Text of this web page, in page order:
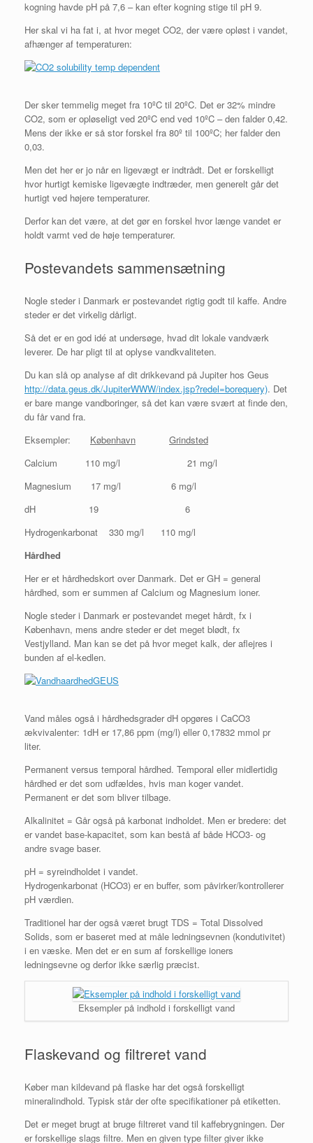
kogning havde pH på 7,6 – kan efter kogning stige til pH 9.
Her skal vi ha fat i, at hvor meget CO2, der være opløst i vandet,
afhænger af temperaturen:
Der sker temmelig meget fra 10ºC til 20ºC. Det er 32% mindre
CO2, som er opløseligt ved 20ºC end ved 10ºC – den falder 0,42.
Mens der ikke er så stor forskel fra 80º til 100ºC; her falder den
0,03.
Men det her er jo når en ligevægt er indtrådt. Det er forskelligt
hvor hurtigt kemiske ligevægte indtræder, men generelt går det
hurtigt ved højere temperaturer.
Derfor kan det være, at det gør en forskel hvor længe vandet er
holdt varmt ved de høje temperaturer.
Postevandets sammensætning
Nogle steder i Danmark er postevandet rigtig godt til kaffe. Andre
steder er det virkelig dårligt.
Så det er en god idé at undersøge, hvad dit lokale vandværk
leverer. De har pligt til at oplyse vandkvaliteten.
Du kan slå op analyse af dit drikkevand på Jupiter hos Geus
http://data.geus.dk/JupiterWWW/index.jsp?redel=borequery). Det
er bare mange vandboringer, så det kan være svært at finde den,
du får vand fra.
Eksempler: København
Grindsted
Calcium 110 mg/l 21 mg/l
Magnesium 17 mg/l 6 mg/l
dH 19 6
Hydrogenkarbonat 330 mg/l 110 mg/l
Hårdhed
Her er et hårdhedskort over Danmark. Det er GH = general
hårdhed, som er summen af Calcium og Magnesium ioner.
Nogle steder i Danmark er postevandet meget hårdt, fx i
København, mens andre steder er det meget blødt, fx
Vestjylland. Man kan se det på hvor meget kalk, der aflejres i
bunden af el-kedlen.
Vand måles også i hårdhedsgrader dH opgøres i CaCO3
ækvivalenter: 1dH er 17,86 ppm (mg/l) eller 0,17832 mmol pr
liter.
Permanent versus temporal hårdhed. Temporal eller midlertidig
hårdhed er det som udfældes, hvis man koger vandet.
Permanent er det som bliver tilbage.
Alkalinitet = Går også på karbonat indholdet. Men er bredere: det
er vandet base-kapacitet, som kan bestå af både HCO3- og
andre svage baser.
pH = syreindholdet i vandet.
Hydrogenkarbonat (HCO3) er en buffer, som påvirker/kontrollerer
pH værdien.
Traditionel har der også været brugt TDS = Total Dissolved
Solids, som er baseret med at måle ledningsevnen (kondutivitet)
i en væske. Men det er en sum af forskellige ioners
ledningsevne og derfor ikke særlig præcist.
Eksempler på indhold i forskelligt vand
Flaskevand og filtreret vand
Køber man kildevand på flaske har det også forskelligt
mineralindhold. Typisk står der ofte specifikationer på etiketten.
Det er meget brugt at bruge filtreret vand til kaffebrygningen. Der
er forskellige slags filtre. Men en given type filter giver ikke